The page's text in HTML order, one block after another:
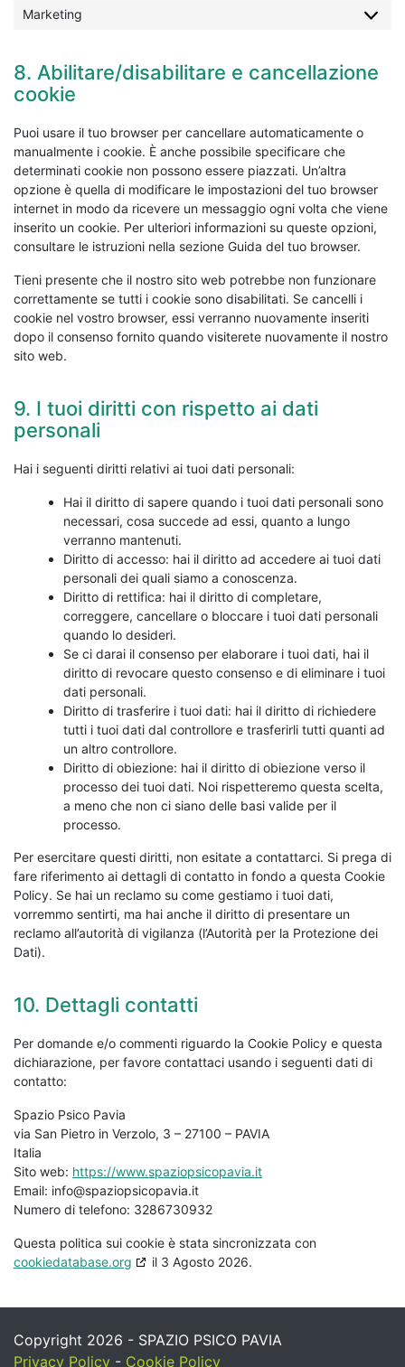
Marketing
8. Abilitare/disabilitare e cancellazione
cookie
Puoi usare il tuo browser per cancellare automaticamente o
manualmente i cookie. È anche possibile specificare che
determinati cookie non possono essere piazzati. Un’altra
opzione è quella di modificare le impostazioni del tuo browser
internet in modo da ricevere un messaggio ogni volta che viene
inserito un cookie. Per ulteriori informazioni su queste opzioni,
consultare le istruzioni nella sezione Guida del tuo browser.
Tieni presente che il nostro sito web potrebbe non funzionare
correttamente se tutti i cookie sono disabilitati. Se cancelli i
cookie nel vostro browser, essi verranno nuovamente inseriti
dopo il consenso fornito quando visiterete nuovamente il nostro
sito web.
9. I tuoi diritti con rispetto ai dati
personali
Hai i seguenti diritti relativi ai tuoi dati personali:
Hai il diritto di sapere quando i tuoi dati personali sono
necessari, cosa succede ad essi, quanto a lungo
verranno mantenuti.
Diritto di accesso: hai il diritto ad accedere ai tuoi dati
personali dei quali siamo a conoscenza.
Diritto di rettifica: hai il diritto di completare,
correggere, cancellare o bloccare i tuoi dati personali
quando lo desideri.
Se ci darai il consenso per elaborare i tuoi dati, hai il
diritto di revocare questo consenso e di eliminare i tuoi
dati personali.
Diritto di trasferire i tuoi dati: hai il diritto di richiedere
tutti i tuoi dati dal controllore e trasferirli tutti quanti ad
un altro controllore.
Diritto di obiezione: hai il diritto di obiezione verso il
processo dei tuoi dati. Noi rispetteremo questa scelta,
a meno che non ci siano delle basi valide per il
processo.
Per esercitare questi diritti, non esitate a contattarci. Si prega di
fare riferimento ai dettagli di contatto in fondo a questa Cookie
Policy. Se hai un reclamo su come gestiamo i tuoi dati,
vorremmo sentirti, ma hai anche il diritto di presentare un
reclamo all’autorità di vigilanza (l’Autorità per la Protezione dei
Dati).
10. Dettagli contatti
Per domande e/o commenti riguardo la Cookie Policy e questa
dichiarazione, per favore contattaci usando i seguenti dati di
contatto:
Spazio Psico Pavia
via San Pietro in Verzolo, 3 – 27100 – PAVIA
Italia
Sito web: https://www.spaziopsicopavia.it
Email: info@spaziopsicopavia.it
Numero di telefono: 3286730932
Questa politica sui cookie è stata sincronizzata con
cookiedatabase.org
il 3 Agosto 2026.
Copyright 2026 - SPAZIO PSICO PAVIA
Privacy Policy - Cookie Policy